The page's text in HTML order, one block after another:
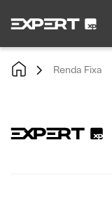
Renda Fixa